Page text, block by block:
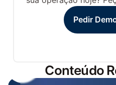
Pedir
Conteúdo